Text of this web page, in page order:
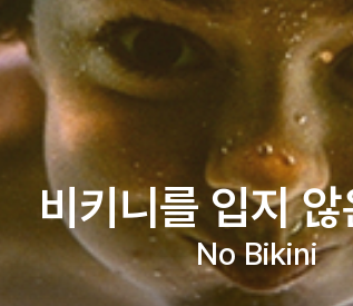
비키니를 입지
No Bikini